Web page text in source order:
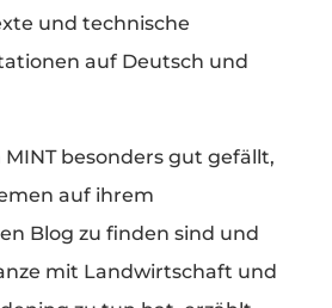
und technische
auf Deutsch und
MINT besonders gut gefällt,
auf ihrem
Blog zu finden sind und
mit Landwirtschaft und